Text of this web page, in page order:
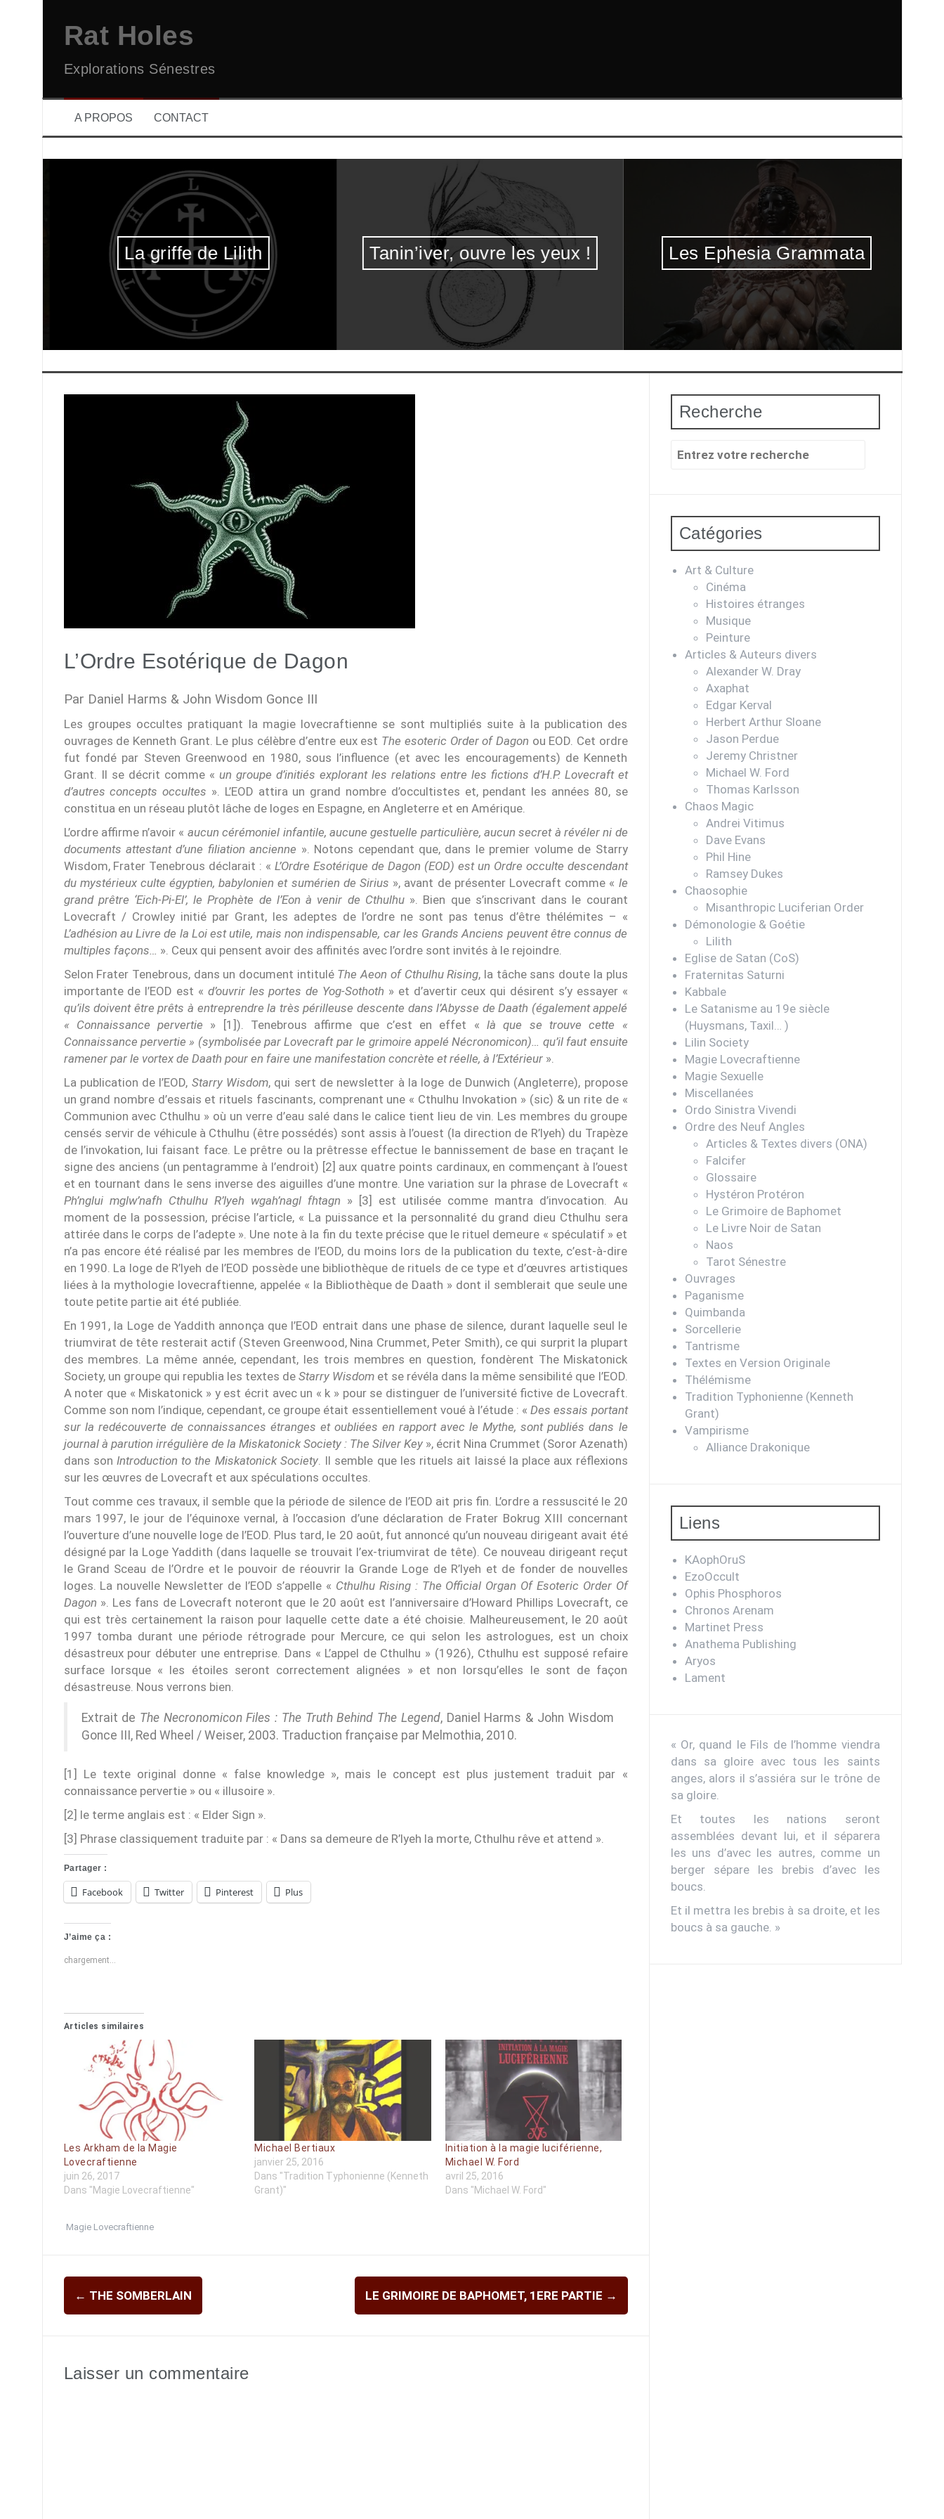
Rat Holes
Explorations Sénestres
A PROPOS CONTACT
La griffe de Lilith Tanin’iver, ouvre les yeux ! Les Ephesia Grammata
L’Ordre Esotérique de Dagon
Par Daniel Harms & John Wisdom Gonce III
Les groupes occultes pratiquant la magie lovecraftienne se sont multipliés suite à la publication des
ouvrages de Kenneth Grant. Le plus célèbre d’entre eux est The esoteric Order of Dagon ou EOD. Cet ordre
fut fondé par Steven Greenwood en 1980, sous l’influence (et avec les encouragements) de Kenneth
Grant. Il se décrit comme « un groupe d’initiés explorant les relations entre les fictions d’H.P. Lovecraft et
d’autres concepts occultes ». L’EOD attira un grand nombre d’occultistes et, pendant les années 80, se
constitua en un réseau plutôt lâche de loges en Espagne, en Angleterre et en Amérique.
L’ordre affirme n’avoir « aucun cérémoniel infantile, aucune gestuelle particulière, aucun secret à révéler ni de
documents attestant d’une filiation ancienne ». Notons cependant que, dans le premier volume de Starry
Wisdom, Frater Tenebrous déclarait : «L’Ordre Esotérique de Dagon (EOD) est un Ordre occulte descendant
du mystérieux culte égyptien, babylonien et sumérien de Sirius », avant de présenter Lovecraft comme « le
grand prêtre ‘Eich-Pi-El’, le Prophète de l’Eon à venir de Cthulhu». Bien que s’inscrivant dans le courant
Lovecraft / Crowley initié par Grant, les adeptes de l’ordre ne sont pas tenus d’être thélémites – «
L’adhésion au Livre de la Loi est utile, mais non indispensable, car les Grands Anciens peuvent être connus de
multiples façons… ». Ceux qui pensent avoir des affinités avec l’ordre sont invités à le rejoindre.
Selon Frater Tenebrous, dans un document intitulé The Aeon of Cthulhu Rising, la tâche sans doute la plus
importante de l’EOD est « d’ouvrir les portes de Yog-Sothoth » et d’avertir ceux qui désirent s’y essayer «
qu’ils doivent être prêts à entreprendre la très périlleuse descente dans l’Abysse de Daath (également appelé
« Connaissance pervertie » [1]). Tenebrous affirme que c’est en effet «là que se trouve cette «
Connaissance pervertie » (symbolisée par Lovecraft par le grimoire appelé Nécronomicon)… qu’il faut ensuite
ramener par le vortex de Daath pour en faire une manifestation concrète et réelle, à l’Extérieur ».
La publication de l’EOD, Starry Wisdom, qui sert de newsletter à la loge de Dunwich (Angleterre), propose
un grand nombre d’essais et rituels fascinants, comprenant une « Cthulhu Invokation » (sic) & un rite de «
Communion avec Cthulhu » où un verre d’eau salé dans le calice tient lieu de vin. Les membres du groupe
censés servir de véhicule à Cthulhu (être possédés) sont assis à l’ouest (la direction de R’lyeh) du Trapèze
de l’invokation, lui faisant face. Le prêtre ou la prêtresse effectue le bannissement de base en traçant le
signe des anciens (un pentagramme à l’endroit) [2] aux quatre points cardinaux, en commençant à l’ouest
et en tournant dans le sens inverse des aiguilles d’une montre. Une variation sur la phrase de Lovecraft «
Ph’nglui mglw’nafh Cthulhu R’lyeh wgah’nagl fhtagn » [3] est utilisée comme mantra d’invocation. Au
moment de la possession, précise l’article, « La puissance et la personnalité du grand dieu Cthulhu sera
attirée dans le corps de l’adepte ». Une note à la fin du texte précise que le rituel demeure « spéculatif » et
n’a pas encore été réalisé par les membres de l’EOD, du moins lors de la publication du texte, c’est-à-dire
en 1990. La loge de R’lyeh de l’EOD possède une bibliothèque de rituels de ce type et d’œuvres artistiques
liées à la mythologie lovecraftienne, appelée « la Bibliothèque de Daath » dont il semblerait que seule une
toute petite partie ait été publiée.
En 1991, la Loge de Yaddith annonça que l’EOD entrait dans une phase de silence, durant laquelle seul le
triumvirat de tête resterait actif (Steven Greenwood, Nina Crummet, Peter Smith), ce qui surprit la plupart
des membres. La même année, cependant, les trois membres en question, fondèrent The Miskatonick
Society, un groupe qui republia les textes de Starry Wisdom et se révéla dans la même sensibilité que l’EOD.
A noter que « Miskatonick » y est écrit avec un « k » pour se distinguer de l’université fictive de Lovecraft.
Comme son nom l’indique, cependant, ce groupe était essentiellement voué à l’étude : «Des essais portant
sur la redécouverte de connaissances étranges et oubliées en rapport avec le Mythe, sont publiés dans le
journal à parution irrégulière de la Miskatonick Society : The Silver Key», écrit Nina Crummet (Soror Azenath)
dans son Introduction to the Miskatonick Society. Il semble que les rituels ait laissé la place aux réflexions
sur les œuvres de Lovecraft et aux spéculations occultes.
Tout comme ces travaux, il semble que la période de silence de l’EOD ait pris fin. L’ordre a ressuscité le 20
mars 1997, le jour de l’équinoxe vernal, à l’occasion d’une déclaration de Frater Bokrug XIII concernant
l’ouverture d’une nouvelle loge de l’EOD. Plus tard, le 20 août, fut annoncé qu’un nouveau dirigeant avait été
désigné par la Loge Yaddith (dans laquelle se trouvait l’ex-triumvirat de tête). Ce nouveau dirigeant reçut
le Grand Sceau de l’Ordre et le pouvoir de réouvrir la Grande Loge de R’lyeh et de fonder de nouvelles
loges. La nouvelle Newsletter de l’EOD s’appelle « Cthulhu Rising : The Official Organ Of Esoteric Order Of
Dagon ». Les fans de Lovecraft noteront que le 20 août est l’anniversaire d’Howard Phillips Lovecraft, ce
qui est très certainement la raison pour laquelle cette date a été choisie. Malheureusement, le 20 août
1997 tomba durant une période rétrograde pour Mercure, ce qui selon les astrologues, est un choix
désastreux pour débuter une entreprise. Dans « L’appel de Cthulhu » (1926), Cthulhu est supposé refaire
surface lorsque « les étoiles seront correctement alignées » et non lorsqu’elles le sont de façon
désastreuse. Nous verrons bien.
Extrait de The Necronomicon Files : The Truth Behind The Legend, Daniel Harms & John Wisdom
Gonce III, Red Wheel / Weiser, 2003. Traduction française par Melmothia, 2010.
[1] Le texte original donne « false knowledge », mais le concept est plus justement traduit par «
connaissance pervertie » ou « illusoire ».
[2] le terme anglais est : « Elder Sign ».
[3] Phrase classiquement traduite par : « Dans sa demeure de R’lyeh la morte, Cthulhu rêve et attend ».
Partager :
Facebook Twitter Pinterest Plus
J’aime ça :
chargement…
Articles similaires
Les Arkham de la Magie
Lovecraftienne
juin 26, 2017
Dans "Magie Lovecraftienne"
Michael Bertiaux
janvier 25, 2016
Dans "Tradition Typhonienne (Kenneth
Grant)"
Initiation à la magie luciférienne,
Michael W. Ford
avril 25, 2016
Dans "Michael W. Ford"
Magie Lovecraftienne
Navigation
d'article
← THE SOMBERLAIN LE GRIMOIRE DE BAPHOMET, 1ERE PARTIE →
Laisser un commentaire
Recherche
Recherche
Catégories
Art & Culture
Cinéma
Histoires étranges
Musique
Peinture
Articles & Auteurs divers
Alexander W. Dray
Axaphat
Edgar Kerval
Herbert Arthur Sloane
Jason Perdue
Jeremy Christner
Michael W. Ford
Thomas Karlsson
Chaos Magic
Andrei Vitimus
Dave Evans
Phil Hine
Ramsey Dukes
Chaosophie
Misanthropic Luciferian Order
Démonologie & Goétie
Lilith
Eglise de Satan (CoS)
Fraternitas Saturni
Kabbale
Le Satanisme au 19e siècle
(Huysmans, Taxil… )
Lilin Society
Magie Lovecraftienne
Magie Sexuelle
Miscellanées
Ordo Sinistra Vivendi
Ordre des Neuf Angles
Articles & Textes divers (ONA)
Falcifer
Glossaire
Hystéron Protéron
Le Grimoire de Baphomet
Le Livre Noir de Satan
Naos
Tarot Sénestre
Ouvrages
Paganisme
Quimbanda
Sorcellerie
Tantrisme
Textes en Version Originale
Thélémisme
Tradition Typhonienne (Kenneth
Grant)
Vampirisme
Alliance Drakonique
Liens
KAophOruS
EzoOccult
Ophis Phosphoros
Chronos Arenam
Martinet Press
Anathema Publishing
Aryos
Lament
« Or, quand le Fils de l’homme viendra
dans sa gloire avec tous les saints
anges, alors il s’assiéra sur le trône de
sa gloire.
Et toutes les nations seront
assemblées devant lui, et il séparera
les uns d’avec les autres, comme un
berger sépare les brebis d’avec les
boucs.
Et il mettra les brebis à sa droite, et les
boucs à sa gauche. »